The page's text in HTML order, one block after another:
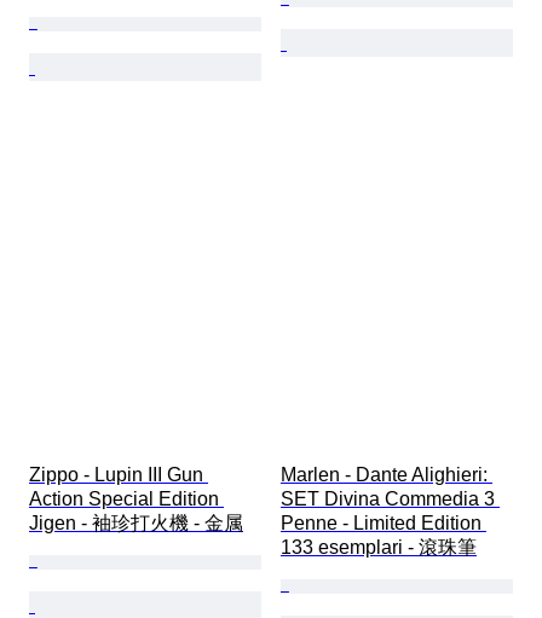
Zippo - Lupin III Gun
Action Special Edition
Jigen - 袖珍打火機 - 金属
Marlen - Dante Alighieri:
SET Divina Commedia 3
Penne - Limited Edition
133 esemplari - 滾珠筆